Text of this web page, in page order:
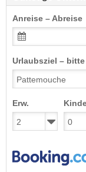
Anreise – Abreise
Urlaubsziel –
Erw.